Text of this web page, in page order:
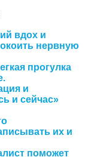
вдох и
нервную
прогулка
и
и сейчас»
их и
поможет